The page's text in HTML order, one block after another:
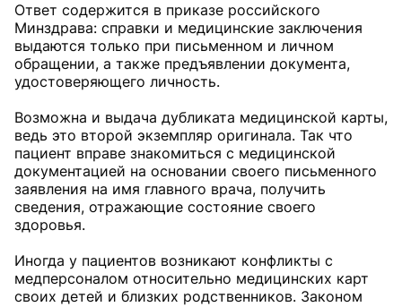
Ответ содержится в приказе российского
Минздрава: справки и медицинские заключения
выдаются только при письменном и личном
обращении, а также предъявлении документа,
удостоверяющего личность.
Возможна и выдача дубликата медицинской карты,
ведь это второй экземпляр оригинала. Так что
пациент вправе знакомиться с медицинской
документацией на основании своего письменного
заявления на имя главного врача, получить
сведения, отражающие состояние своего
здоровья.
Иногда у пациентов возникают конфликты с
медперсоналом относительно медицинских карт
своих детей и близких родственников. Законом